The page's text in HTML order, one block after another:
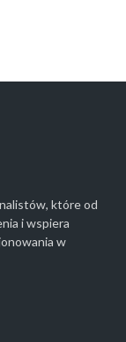
które od
i wspiera
w